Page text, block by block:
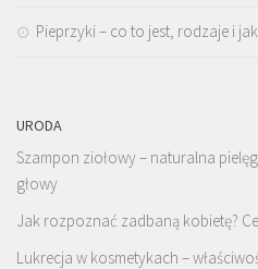
Pieprzyki – co to jest, rodzaje i
URODA
Szampon ziołowy – naturalna
głowy
Jak rozpoznać zadbaną kobietę?
Lukrecja w kosmetykach –